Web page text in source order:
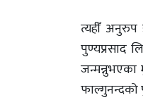
त्यहीँ अनुरुप
पुण्यप्रसाद
फाल्गुनन्दको